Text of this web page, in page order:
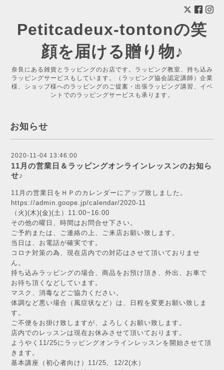
Petitcadeux-tontonの笑
顔を届ける贈り物♪
奈良にある雑貨とラッピングのお店です。ラッピング教室、持ち込み
ラッピングサービスもしています。（ラッピング協会認定講師）企業
様、ショップ様へのラッピングのご提案・出張ラッピング講習、イベ
ントでのラッピングサービスも承ります。
お知らせ
2020-11-04 13:46:00
11月の営業日＆ラッピングオンラインレッスンのお知ら
せ♪
11月の営業日をＨＰのカレンダーにアップ致しました。
https://admin.goope.jp/calendar/2020-11
（火)(木)(金)(土）11:00~16:00
その他の曜日、時間はお問合せ下さい。
ご予約または、ご連絡の上、ご来店お願い致します。
当日は、お電話が確実です。
コロナ対策の為、現在店内での対応はさせて頂いておりませ
ん。
持ち込みラッピングの場合、商品をお預け頂き、外出、お車で
お待ち頂くなどしています。
マスク、消毒などご協力ください。
体調など悪い場合（風症状など）は、日程を変更お願い致しま
す。
ご不便をお掛け致しますが、よろしくお願い致します。
店内でのレッスンは現在お休みさせて頂いております。
ようやく11/25にラッピングオンラインレッスンを開始させて頂
きます。
基本講座（初心者向け）11/25, 12/2(水）